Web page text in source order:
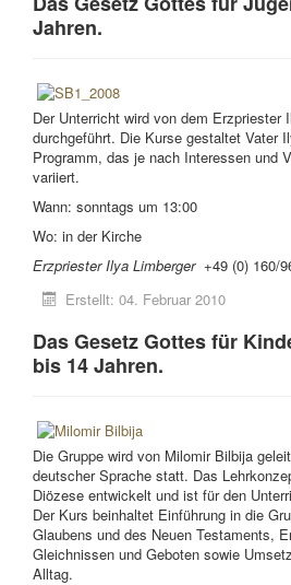
Jahren.
Der Unterricht wird von dem Erzpriester
durchgeführt. Die Kurse gestaltet Vater
Programm, das je nach Interessen und
variiert.
Wann: sonntags um 13:00
Wo: in der Kirche
Erzpriester Ilya Limberger +49 (0) 160/
Erstellt: 04. Februar 2010
Das Gesetz Gottes für
bis 14 Jahren.
Die Gruppe wird von Milomir Bilbija
deutscher Sprache statt. Das
Diözese entwickelt und ist für den
Der Kurs beinhaltet Einführung in die
Glaubens und des Neuen Testaments,
Gleichnissen und Geboten sowie
Alltag.